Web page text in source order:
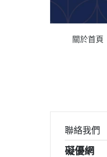
關於首頁
聯絡我們
礙優網